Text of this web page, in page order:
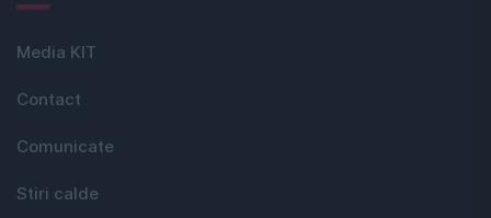
Media KIT
Contact
Comunicate
Stiri calde